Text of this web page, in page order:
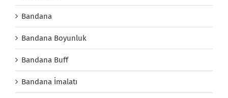
Bandana
Bandana Boyunluk
Bandana Buff
Bandana İmalatı